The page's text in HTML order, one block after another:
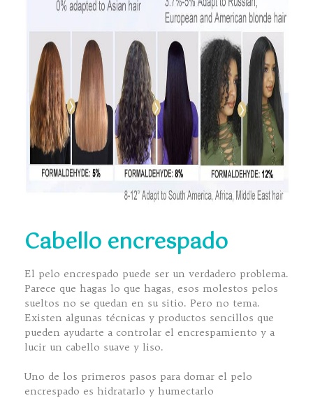
Cabello encrespado
El pelo encrespado puede ser un verdadero problema.
Parece que hagas lo que hagas, esos molestos pelos
sueltos no se quedan en su sitio. Pero no tema.
Existen algunas técnicas y productos sencillos que
pueden ayudarte a controlar el encrespamiento y a
lucir un cabello suave y liso.
Uno de los primeros pasos para domar el pelo
encrespado es hidratarlo y humectarlo